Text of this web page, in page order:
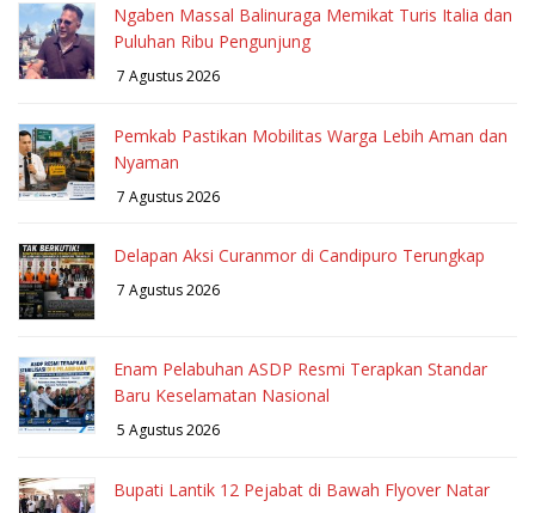
Ngaben Massal Balinuraga Memikat Turis Italia dan
Puluhan Ribu Pengunjung
7 Agustus 2026
Pemkab Pastikan Mobilitas Warga Lebih Aman dan
Nyaman
7 Agustus 2026
Delapan Aksi Curanmor di Candipuro Terungkap
7 Agustus 2026
Enam Pelabuhan ASDP Resmi Terapkan Standar
Baru Keselamatan Nasional
5 Agustus 2026
Bupati Lantik 12 Pejabat di Bawah Flyover Natar